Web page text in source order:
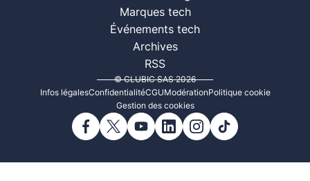
Marques tech
Événements tech
Archives
RSS
© CLUBIC SAS 2026
Infos légalesConfidentialitéCGUModérationPolitique cookie
Gestion des cookies